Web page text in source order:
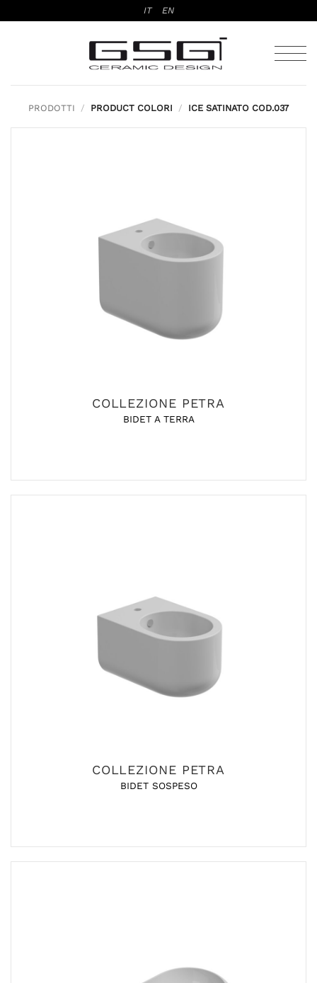
ai
IT EN
PRODOTTI / PRODUCT COLORI / ICE SATINATO COD.037
COLLEZIONE PETRA
BIDET A TERRA
COLLEZIONE PETRA
BIDET SOSPESO